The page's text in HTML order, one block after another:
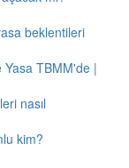
beklentileri
Yasa TBMM'de |
nasıl
kim?